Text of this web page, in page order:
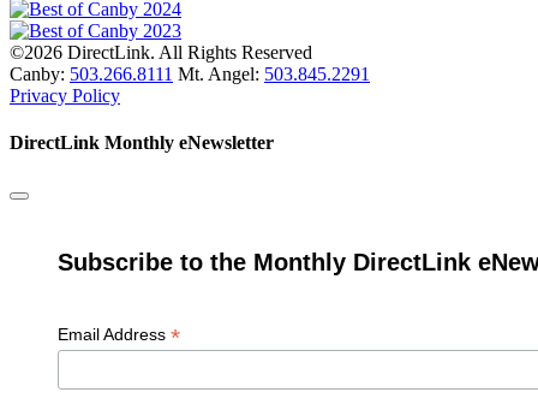
©2026 DirectLink. All Rights Reserved
Canby: 503.266.8111 Mt. Angel: 503.845.2291
Privacy Policy
DirectLink Monthly eNewsletter
Subscribe to the Monthly DirectLink
Email Address *